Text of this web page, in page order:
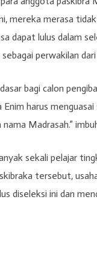
mereka merasa
dapat lulus dalam
perwakilan
bagi calon
harus
Madrasah.”
sekali pelajar
tersebut,
diseleksi ini dan